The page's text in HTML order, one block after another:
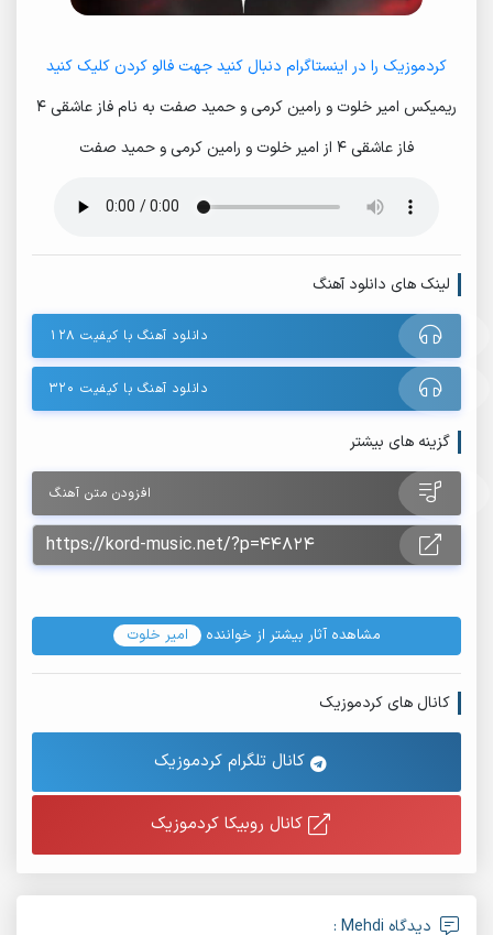
کردموزیک را در اینستاگرام دنبال کنید جهت فالو کردن کلیک کنید
ریمیکس امیر خلوت و رامین کرمی و حمید صفت به نام فاز عاشقی 4
فاز عاشقی 4 از امیر خلوت و رامین کرمی و حمید صفت
لینک های دانلود آهنگ
دانلود آهنگ با کیفیت ۱۲۸
دانلود آهنگ با کیفیت ۳۲۰
گزینه های بیشتر
افزودن متن آهنگ
مشاهده آثار بیشتر از خواننده امیر خلوت
کانال های کردموزیک
کانال تلگرام کردموزیک
کانال روبیکا کردموزیک
دیدگاه Mehdi :